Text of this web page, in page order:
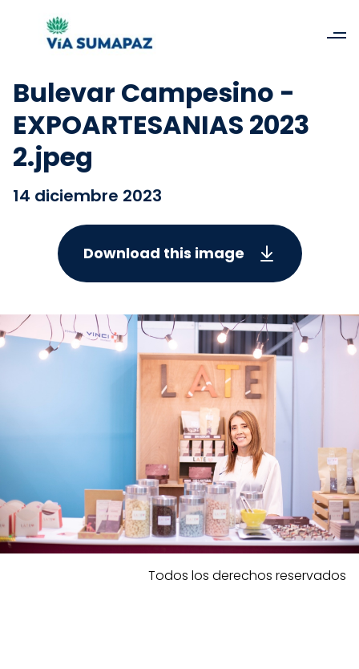
Bulevar Campesino -
EXPOARTESANIAS 2023
2.jpeg
14 diciembre 2023
Download this image
Todos los derechos reservados